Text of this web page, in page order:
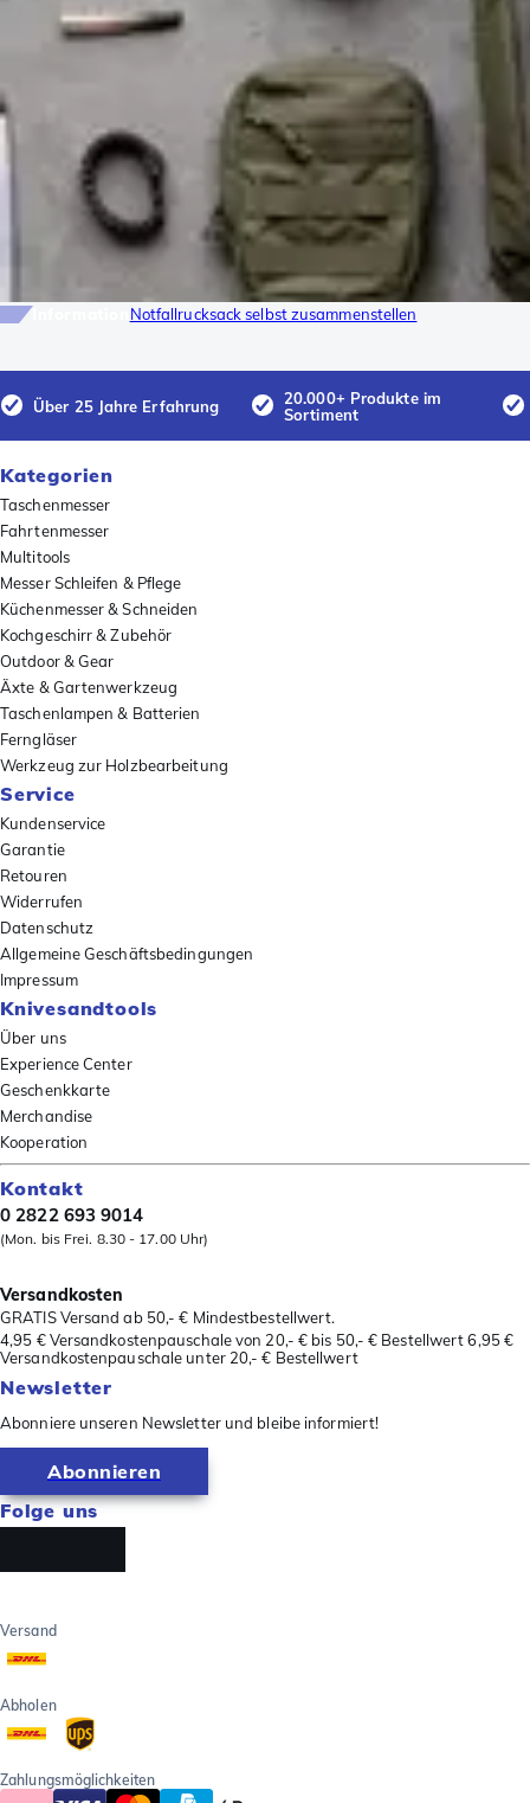
Notfallrucksack selbst zusammenstellen
Über 25 Jahre Erfahrung
20.000+ Produkte im
Sortiment
Kategorien
Taschenmesser
Fahrtenmesser
Multitools
Messer Schleifen & Pflege
Küchenmesser & Schneiden
Kochgeschirr & Zubehör
Outdoor & Gear
Äxte & Gartenwerkzeug
Taschenlampen & Batterien
Ferngläser
Werkzeug zur Holzbearbeitung
Service
Kundenservice
Garantie
Retouren
Widerrufen
Datenschutz
Allgemeine Geschäftsbedingungen
Impressum
Knivesandtools
Über uns
Experience Center
Geschenkkarte
Merchandise
Kooperation
Kontakt
0 2822 693 9014
(Mon. bis Frei. 8.30 - 17.00 Uhr)
Versandkosten
GRATIS Versand ab 50,- € Mindestbestellwert.
4,95 € Versandkostenpauschale von 20,- € bis 50,- € Bestellwert 6,95 €
Versandkostenpauschale unter 20,- € Bestellwert
Newsletter
Abonniere unseren Newsletter und bleibe informiert!
Abonnieren
Folge uns
Versand
Abholen
Zahlungsmöglichkeiten